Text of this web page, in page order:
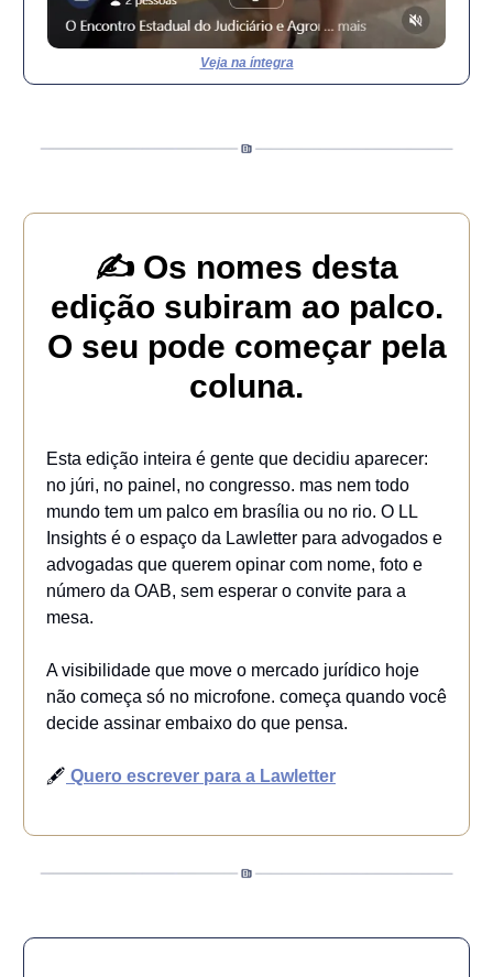
Veja na íntegra
✍️ Os nomes desta
edição subiram ao palco.
O seu pode começar pela
coluna.
Esta edição inteira é gente que decidiu aparecer:
no júri, no painel, no congresso. mas nem todo
mundo tem um palco em brasília ou no rio. O LL
Insights é o espaço da Lawletter para advogados e
advogadas que querem opinar com nome, foto e
número da OAB, sem esperar o convite para a
mesa.
A visibilidade que move o mercado jurídico hoje
não começa só no microfone. começa quando você
decide assinar embaixo do que pensa.
🖋️ Quero escrever para a Lawletter